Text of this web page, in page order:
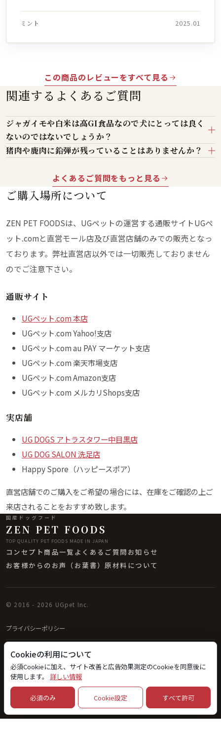
ミント 2025.01
この商品のレビューをすべて見る
関連するよくあるご質問
ジャガイモや白米は高GI食品なので犬にとっては良く
ないのではないでしょうか？
猪肉や鹿肉に鉛弾が残っていることはありませんか？
よくあるご質問をもっと見る
ご購入場所について
ZEN PET FOODSは、UGペットの運営する通販サイトUGペ
ット.comと直営モール店及び直営店舗のみでの販売となっ
ております。弊社直営店以外では一切販売しておりません
のでご注意下さい。
通販サイト
UGペット.com 本店
UGペット.com Yahoo!支店
UGペット.com au PAY マーケット支店
UGペット.com 楽天市場支店
UGペット.com Amazon支店
UGペット.com メルカリShops支店
実店舗
UG DOGS アトラスタワー中目黒店
UG DOG SALON 洗足店
Happy Spore（ハッピースポア）
直営店舗でのご購入をご希望の場合には、在庫をご確認の上ご
来店されることをおすすめ致します。
国産ドッグフード
ZEN PET FOODS
TOP QUALITY PET FOODS MADE IN JAPAN
コンセプト商品一覧 よくあるご質問 お知らせ
お客様からのお声（お葉書）原材料について
© 2016 - 2026 UGpet Inc.
プライバシーポリシー
Cookie・外部送信について
Cookie設定
Cookieの利用について
必須Cookieに加え、サイト改善と広告効果測定のCookieを同意後に
使用します。 詳しい情報
必須のみ Cookie設定 すべて許可